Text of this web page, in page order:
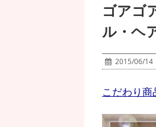
ゴアゴ
ル・ヘ
2015/06/14
こだわり